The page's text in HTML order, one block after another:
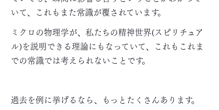
いて、これもまた常識が覆されています。
ミクロの物理学が、私たちの精神世界(スピリチュア
ル)を説明できる理論にもなっていて、これもこれま
での常識では考えられないことです。
過去を例に挙げるなら、もっとたくさんあります。